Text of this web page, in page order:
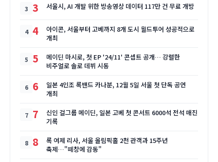
3 서울시, AI 개발 위한 방송영상 데이터 117만 건 무료 개방
4
아이콘, 서울부터 고베까지 8개 도시 월드투어 성공적으로
개최
5
메이딘 마시로, 첫 EP '24/11' 콘셉트 공개… 강렬한
비주얼로 솔로 데뷔 시동
6
일본 4인조 록밴드 카나분, 12월 5일 서울 첫 단독 공연
개최
7
신인 걸그룹 메이딘, 일본 고베 첫 콘서트 6000석 전석 매진
기록
8
록 여제 리사, 서울 올림픽홀 2천 관객과 15주년
축제…"떼창에 감동"